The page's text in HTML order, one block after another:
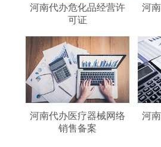
河南代办危化品经营许
可证
河
河南代办医疗器械网络
销售备案
河